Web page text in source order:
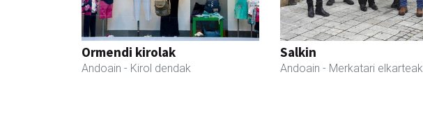
Ormendi kirolak
Andoain - Kirol dendak
Salkin
Andoain - Merkatari elkarteak